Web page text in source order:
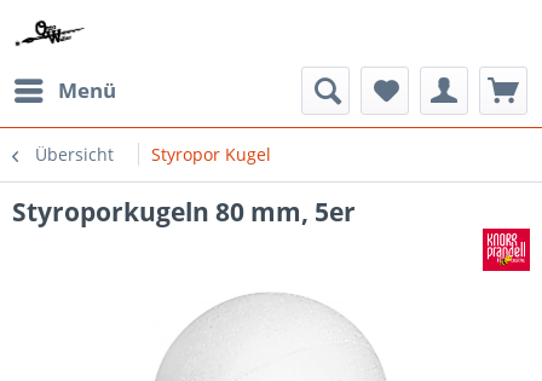
Menü
Übersicht Styropor Kugel
Styroporkugeln 80 mm, 5er